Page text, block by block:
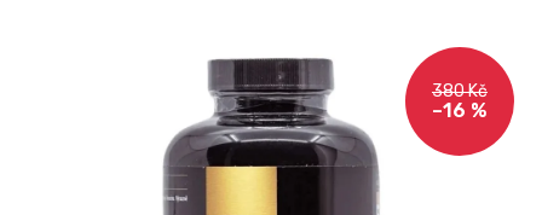
380 Kč
–16 %